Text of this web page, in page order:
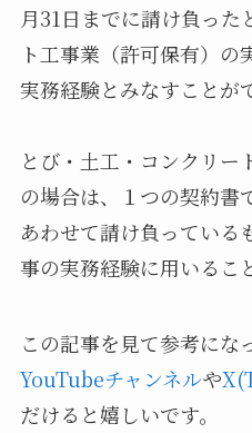
月31日までに請け負っ
ト工事業（許可保有）の
実務経験とみなすことが
とび・土工・コンクリー
の場合は、１つの契約書
あわせて請け負っている
事の実務経験に用いるこ
この記事を見て参考にな
YouTubeチャンネルや
だけると嬉しいです。